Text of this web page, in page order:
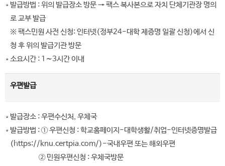
발급방법 : 위의 발급장소 방문 → 팩스 복사본으로 자치 단체기관장 명의
로 교부 발급
※ 팩스민원 사전 신청: 인터넷(정부24-대학 제증명 일괄 신청)에서 신
청 후 위의 발급기관 방문
소요시간 : 1∼3시간 이내
우편발급
발급장소 : 우편수신처, 우체국
발급방법 : ① 우편신청 : 학교홈페이지-대학생활/취업-인터넷증명발급
(https://knu.certpia.com/)-국내우편 또는 해외우편
② 민원우편신청 : 우체국방문